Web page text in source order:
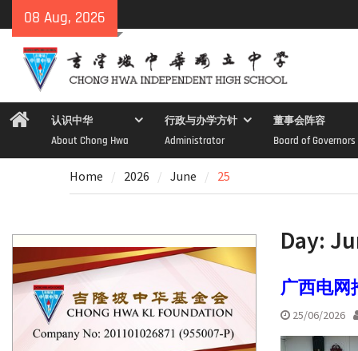
to
content
08 Aug, 2026
Home认识中华
About Chong Hwa
行政与办学方针
Administrator
董事会阵容
Board of Governors
Home 2026 June 25
Day:
广西电网
25/06/2026